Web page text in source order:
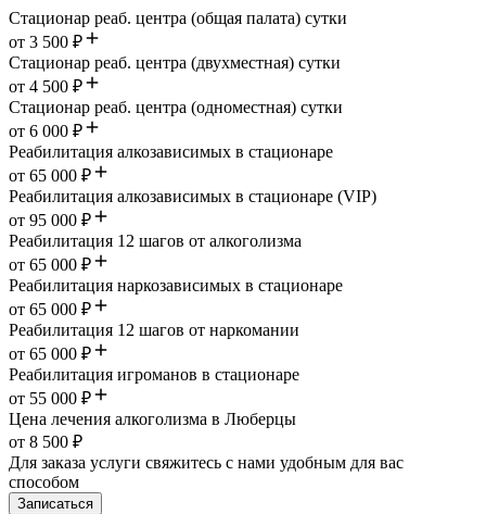
Стационар реаб. центра (общая палата) сутки
от 3 500 ₽
Стационар реаб. центра (двухместная) сутки
от 4 500 ₽
Стационар реаб. центра (одноместная) сутки
от 6 000 ₽
Реабилитация алкозависимых в стационаре
от 65 000 ₽
Реабилитация алкозависимых в стационаре (VIP)
от 95 000 ₽
Реабилитация 12 шагов от алкоголизма
от 65 000 ₽
Реабилитация наркозависимых в стационаре
от 65 000 ₽
Реабилитация 12 шагов от наркомании
от 65 000 ₽
Реабилитация игроманов в стационаре
от 55 000 ₽
Цена лечения алкоголизма в Люберцы
от 8 500 ₽
Для заказа услуги свяжитесь с нами удобным для вас
способом
Записаться